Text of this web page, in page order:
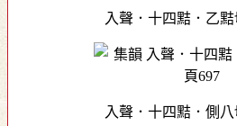
入聲．十四黠．乙
入聲．十四黠．側